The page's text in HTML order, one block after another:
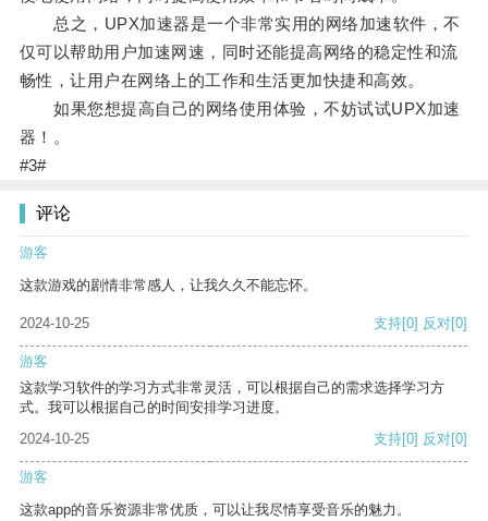
总之，UPX加速器是一个非常实用的网络加速软件，不
仅可以帮助用户加速网速，同时还能提高网络的稳定性和流
畅性，让用户在网络上的工作和生活更加快捷和高效。
如果您想提高自己的网络使用体验，不妨试试UPX加速
器！。
#3#
评论
游客
这款游戏的剧情非常感人，让我久久不能忘怀。
2024-10-25 支持[0] 反对[0]
游客
这款学习软件的学习方式非常灵活，可以根据自己的需求选择学习方
式。我可以根据自己的时间安排学习进度。
2024-10-25
支持[0] 反对[0]
游客
这款app的音乐资源非常优质，可以让我尽情享受音乐的魅力。